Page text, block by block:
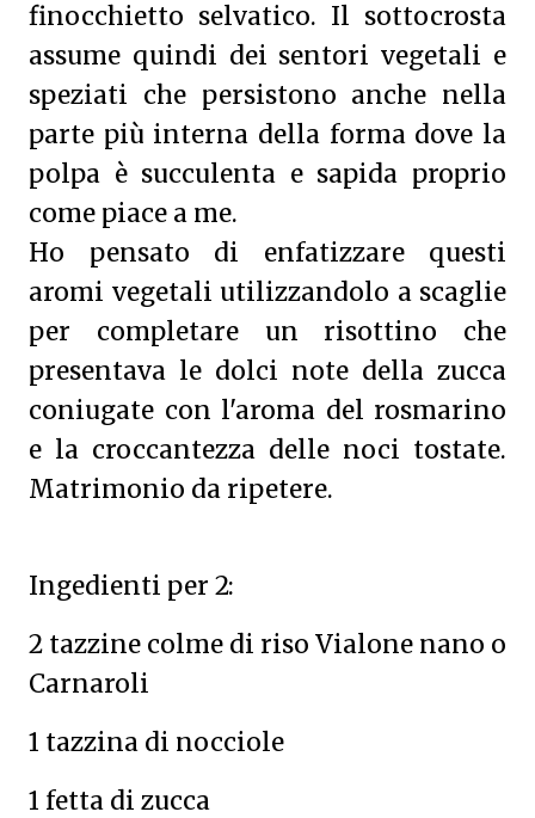
finocchietto selvatico. Il sottocrosta
assume quindi dei sentori vegetali e
speziati che persistono anche nella
parte più interna della forma dove la
polpa è succulenta e sapida proprio
come piace a me.
Ho pensato di enfatizzare questi
aromi vegetali utilizzandolo a scaglie
per completare un risottino che
presentava le dolci note della zucca
coniugate con l'aroma del rosmarino
e la croccantezza delle noci tostate.
Matrimonio da ripetere.
Ingedienti per 2:
2 tazzine colme di riso Vialone nano o
Carnaroli
1 tazzina di nocciole
1 fetta di zucca